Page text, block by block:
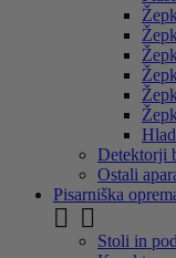
Detektorji
Ostali
Pisarniška
 
Stoli in